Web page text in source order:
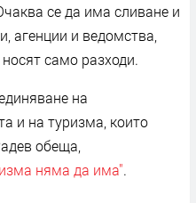
се да има сливане и
агенции и ведомства,
само разходи.
на
и на туризма, които
обеща,
няма да има".